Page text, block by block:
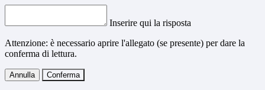
Inserire qui la risposta
Attenzione: è necessario aprire l'allegato (se presente) per dare la
conferma di lettura.
Annulla Conferma